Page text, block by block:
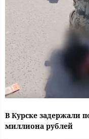
В Курске задержали
миллиона рублей